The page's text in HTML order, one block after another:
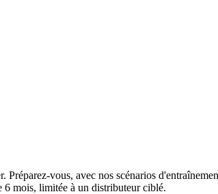
vous, avec nos scénarios
mois, limitée à un distributeur ciblé.